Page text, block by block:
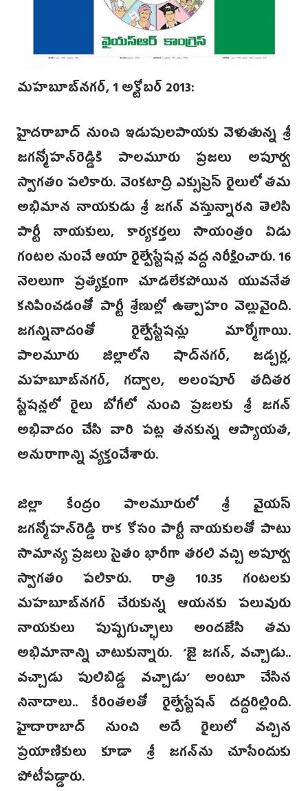
మహబూబ్‌నగర్, 1 అక్టోబర్ 2013:
హైదరాబాద్ నుంచి ఇడుపులపాయకు ‌వెళుతున్న శ్రీ
జగన్మోహన్‌రెడ్డికి పాలమూరు ప్రజలు అపూర్వ
స్వాగతం పలికారు. వెంకటాద్రి ఎక్సుప్రెస్ రైలులో తమ
అభిమాన‌ నాయకుడు శ్రీ జగన్‌ వస్తున్నారని తెలిసి
పార్టీ నాయకులు, కార్యకర్తలు సాయంత్రం ఏడు
గంటల నుంచే ఆయా రైల్వేస్టేషన్ల వద్ద నిరీక్షించారు. 16
నెలలుగా ప్రత్యక్షంగా చూడలేకపోయిన యువనేత
కనిపించడంతో పార్టీ శ్రేణుల్లో ఉత్పాహం వెల్లువైంది.
జగన్నినాదంతో రైల్వేస్టేషన్లు మార్మోగాయి.‌
పాలమూరు జిల్లాలోని షాద్‌నగర్, జడ్చర్ల,
మహబూబ్‌నగర్, గద్వాల, అలంపూ‌ర్ తదితర
‌స్టేషన్లలో రైలు బోగీలో నుంచి ప్రజలకు శ్రీ జగన్
అభివాదం చేసి వారి‌ పట్ల తనకున్న ఆప్యాయత,
అనురాగాన్ని వ్యక్తంచేశారు.
జిల్లా కేంద్రం పాలమూరులో శ్రీ వైయస్
జగన్మోహన్‌రెడ్డి రాక కోసం పార్టీ నాయకులతో పాటు
సామాన్య ప్రజలు సైతం భారీగా తరలి వచ్చి అపూర్వ
స్వాగతం పలికారు. రాత్రి 10.35 గంటలకు
మహబూబ్‌నగర్ చేరుకున్న ఆయనకు పలువురు
‌నాయకులు పుష్పగుచ్ఛాలు అందజేసి తమ
అభిమానాన్ని చాటుకున్నారు. ‘జై జగన్, వచ్చాడు..
వచ్చాడు పులిబిడ్డ వచ్చాడు’ అంటూ చేసిన
నినాదాలు.. కేరింతలతో రైల్వేస్టేషన్ దద్దరిల్లింది.
‌హైదారాబాద్ నుంచి అదే‌ రైలులో వచ్చిన
ప్రయాణికులు కూడా శ్రీ జగన్‌ను చూసేందుకు
పోటీపడ్డారు.